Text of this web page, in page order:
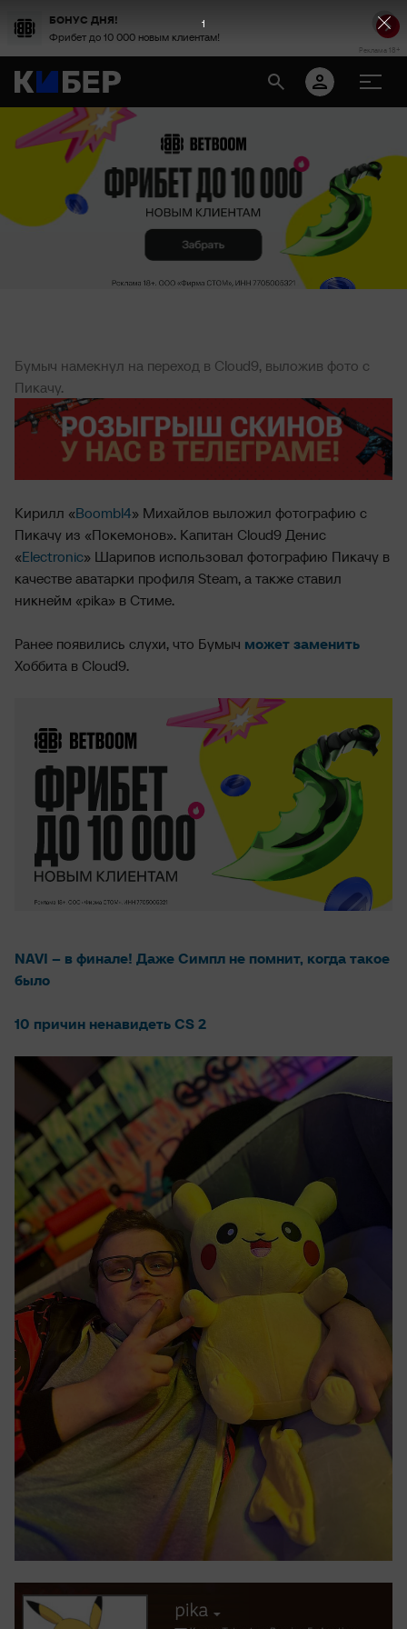
БОНУС ДНЯ!
Фрибет до 10 000 новым клиентам!
Реклама 18+
Бумыч намекнул на переход в Cloud9, выложив фото с
Пикачу.
Кирилл «Boombl4» Михайлов выложил фотографию с
Пикачу из «Покемонов». Капитан Cloud9 Денис
«Electronic» Шарипов использовал фотографию Пикачу в
качестве аватарки профиля Steam, а также ставил
никнейм «pika» в Стиме.
Ранее появились слухи, что Бумыч может заменить
Хоббита в Cloud9.
NAVI – в финале! Даже Симпл не помнит, когда такое
было
10 причин ненавидеть CS 2